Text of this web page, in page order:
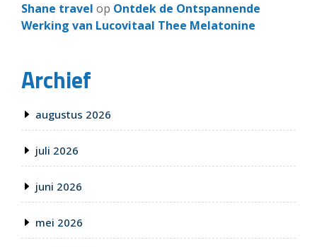
Shane travel op Ontdek de Ontspannende
Werking van Lucovitaal Thee Melatonine
Archief
augustus 2026
juli 2026
juni 2026
mei 2026